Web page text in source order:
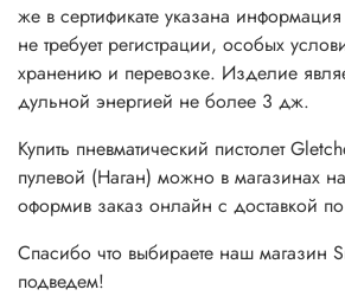
же в сертификате указана
не требует регистрации, особых
хранению и перевозке. Изделие
дульной энергией не более 3 дж.
Купить пневматический пистолет
пулевой (Наган) можно в магазинах
оформив заказ онлайн с доставкой
Спасибо что выбираете наш магазин
подведем!